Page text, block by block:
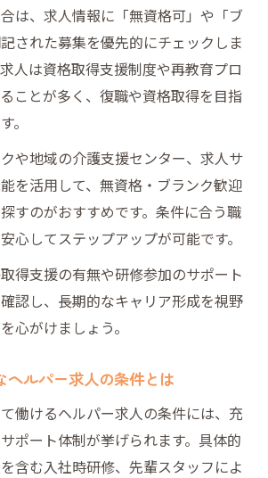
は、求人情報に「無資格可」や「ブ
された募集を優先的にチェックしま
人は資格取得支援制度や再教育プロ
ことが多く、復職や資格取得を目指
。
や地域の介護支援センター、求人サ
を活用して、無資格・ブランク歓迎
すのがおすすめです。条件に合う職
心してステップアップが可能です。
得支援の有無や研修参加のサポート
認し、長期的なキャリア形成を視野
心がけましょう。
ヘルパー求人の条件とは
働けるヘルパー求人の条件には、充
ポート体制が挙げられます。具体的
含む入社時研修、先輩スタッフによ